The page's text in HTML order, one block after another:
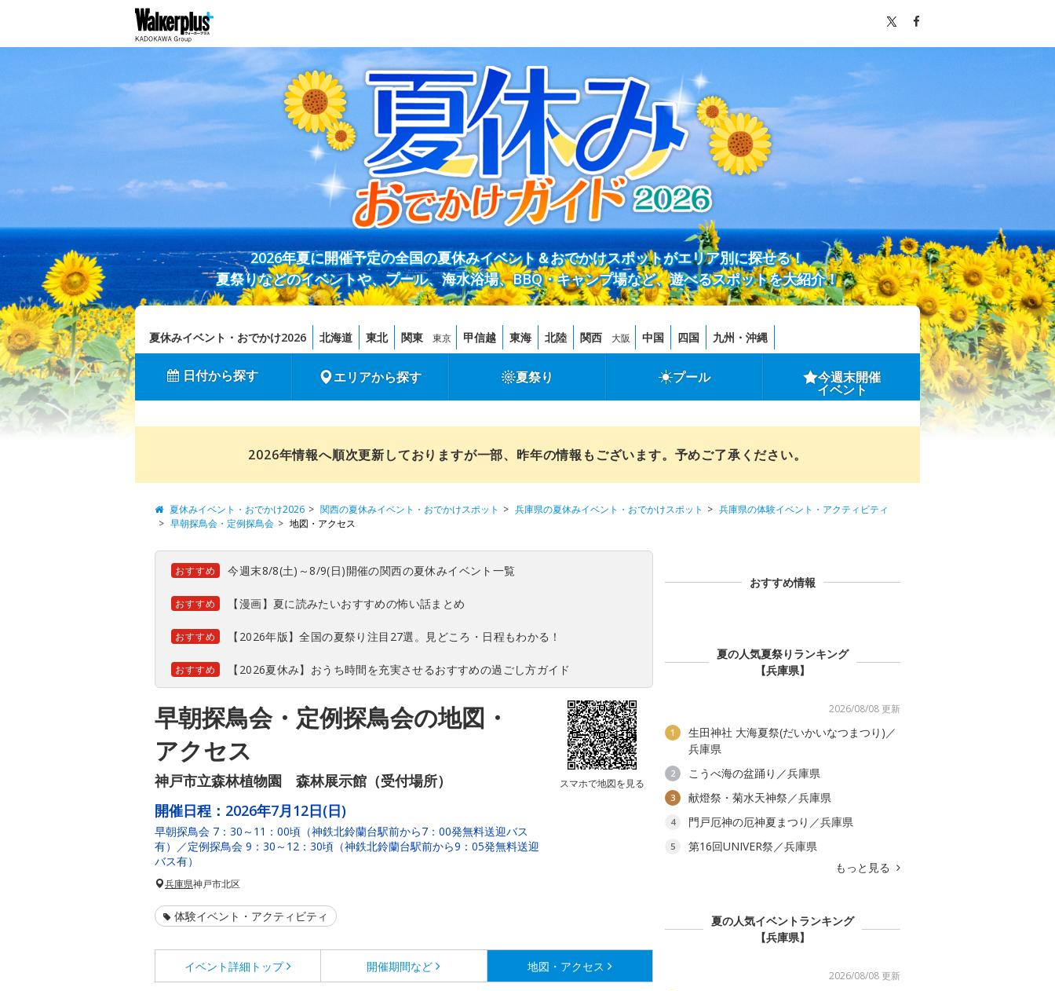
2026年夏に開催予定の全国の夏休みイベント＆おでかけスポットがエリア別に探せる！
夏祭りなどのイベントや、プール、海水浴場、BBQ・キャンプ場など、遊べるスポットを大紹介！
夏休みイベント・おでかけ2026 北海道 東北 関東 東京 甲信越 東海 北陸 関西 大阪 中国 四国 九州・沖縄
日付から探す エリアから探す 夏祭り プール 今週末開催
イベント
2026年情報へ順次更新しておりますが一部、昨年の情報もございます。予めご了承ください。
夏休みイベント・おでかけ2026 関西の夏休みイベント・おでかけスポット 兵庫県の夏休みイベント・おでかけスポット
兵庫県の体験イベント・アクティビティ
早朝探鳥会・定例探鳥会
地図・アクセス
おすすめ 今週末8/8(土)～8/9(日)開催の関西の夏休みイベント一覧
おすすめ 【漫画】夏に読みたいおすすめの怖い話まとめ
おすすめ 【2026年版】全国の夏祭り注目27選。見どころ・日程もわかる！
おすすめ 【2026夏休み】おうち時間を充実させるおすすめの過ごし方ガイド
早朝探鳥会・定例探鳥会の地図・
アクセス
神戸市立森林植物園 森林展示館（受付場所） スマホで地図を見る
開催日程： 2026年7月12日(日)
早朝探鳥会 7：30～11：00頃（神鉄北鈴蘭台駅前から7：00発無料送迎バス
有）／定例探鳥会 9：30～12：30頃（神鉄北鈴蘭台駅前から9：05発無料送迎
バス有）
兵庫県神戸市北区
体験イベント・アクティビティ
イベント詳細 トップ 開催期間など 地図・アクセス
おすすめ情報
夏の人気夏祭りランキング
【兵庫県】
2026/08/08 更新
1
生田神社 大海夏祭(だいかいなつまつり)／
兵庫県
2 こうべ海の盆踊り／兵庫県
3 献燈祭・菊水天神祭／兵庫県
4 門戸厄神の厄神夏まつり／兵庫県
5
第16回UNIVER祭／兵庫県
もっと見る
夏の人気イベントランキング
【兵庫県】
2026/08/08 更新